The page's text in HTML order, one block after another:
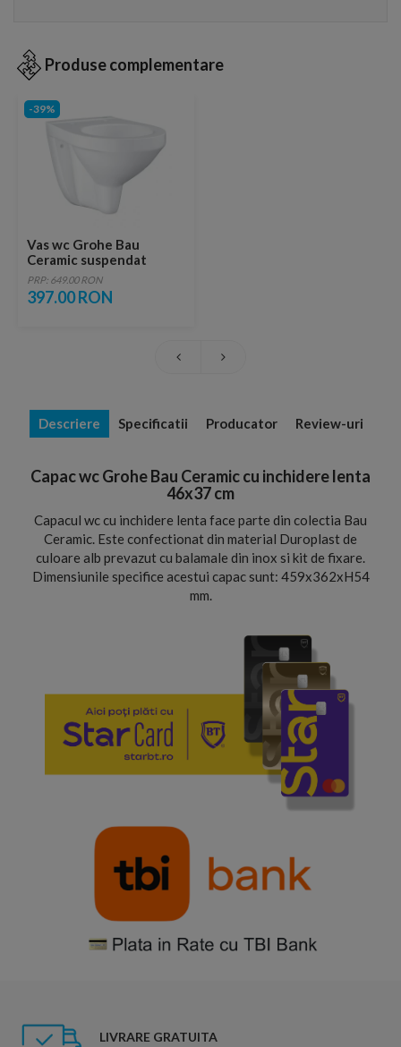
Produse complementare
-39%
Vas wc Grohe Bau
Ceramic suspendat
53x37 cm
PRP: 649.00 RON
397.00 RON
Descriere Specificatii Producator Review-uri
Capac wc Grohe Bau Ceramic cu inchidere lenta
46x37 cm
Capacul wc cu inchidere lenta face parte din colectia Bau
Ceramic. Este confectionat din material Duroplast de
culoare alb prevazut cu balamale din inox si kit de fixare.
Dimensiunile specifice acestui capac sunt: 459x362xH54
mm.
LIVRARE GRATUITA